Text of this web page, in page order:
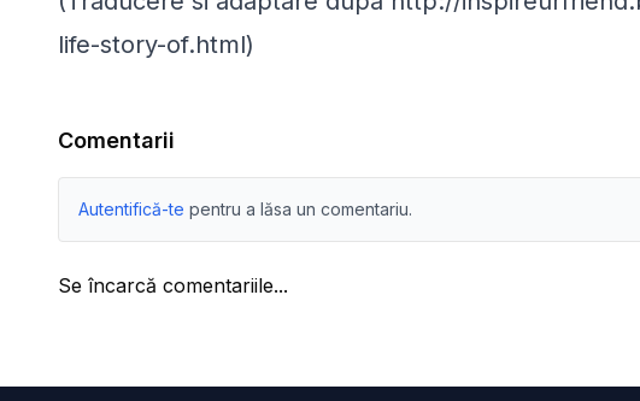
life-story-of.html)
Comentarii
Autentifică-te pentru a lăsa un comentariu.
Se încarcă comentariile...